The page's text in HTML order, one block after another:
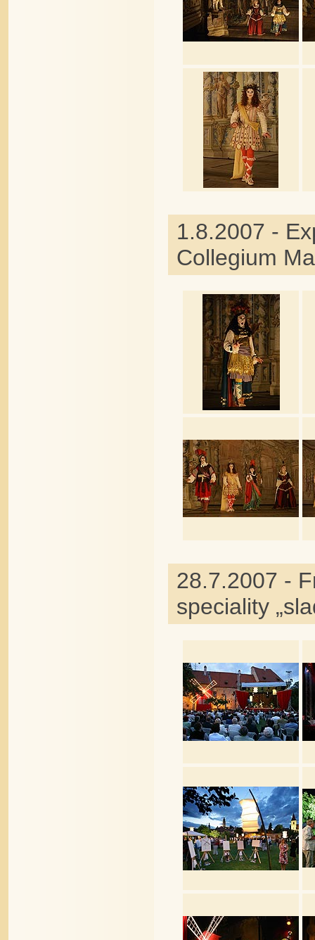
1.8.2007 -
Collegium
28.7.2007 -
speciality